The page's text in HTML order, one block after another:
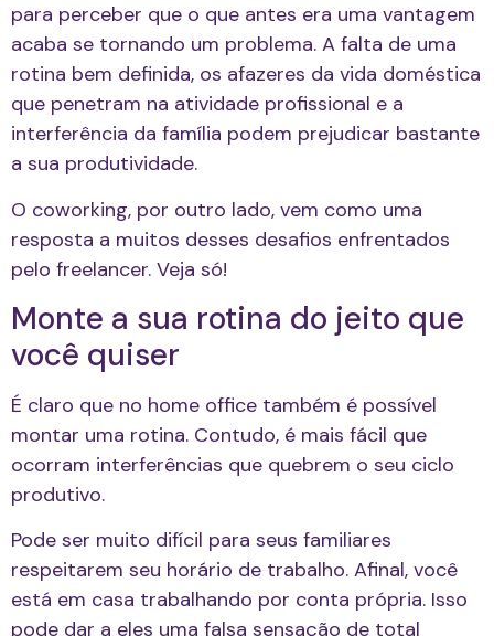
para perceber que o que antes era uma vantagem
acaba se tornando um problema. A falta de uma
rotina bem definida, os afazeres da vida doméstica
que penetram na atividade profissional e a
interferência da família podem prejudicar bastante
a sua produtividade.
O coworking, por outro lado, vem como uma
resposta a muitos desses desafios enfrentados
pelo freelancer. Veja só!
Monte a sua rotina do jeito que
você quiser
É claro que no home office também é possível
montar uma rotina. Contudo, é mais fácil que
ocorram interferências que quebrem o seu ciclo
produtivo.
Pode ser muito difícil para seus familiares
respeitarem seu horário de trabalho. Afinal, você
está em casa trabalhando por conta própria. Isso
pode dar a eles uma falsa sensação de total